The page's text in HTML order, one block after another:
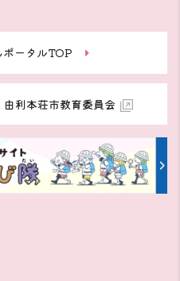
ポータルTOP
利本荘市教育委員会